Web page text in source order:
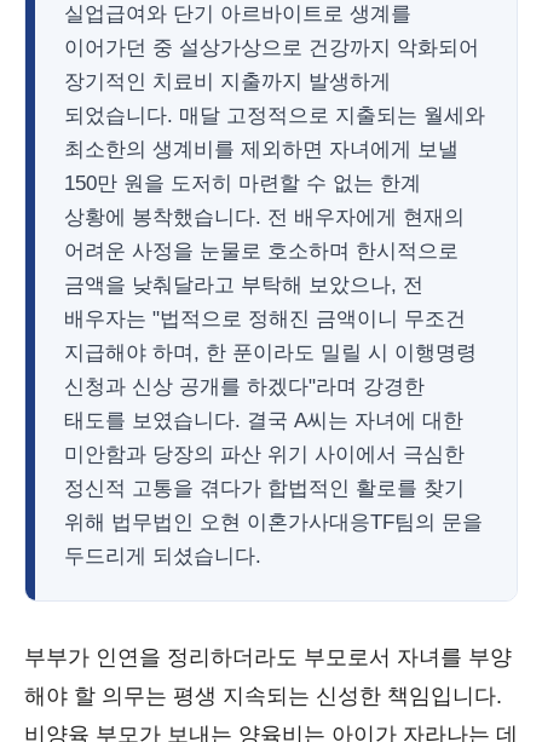
실업급여와 단기 아르바이트로 생계를
이어가던 중 설상가상으로 건강까지 악화되어
장기적인 치료비 지출까지 발생하게
되었습니다. 매달 고정적으로 지출되는 월세와
최소한의 생계비를 제외하면 자녀에게 보낼
150만 원을 도저히 마련할 수 없는 한계
상황에 봉착했습니다. 전 배우자에게 현재의
어려운 사정을 눈물로 호소하며 한시적으로
금액을 낮춰달라고 부탁해 보았으나, 전
배우자는 "법적으로 정해진 금액이니 무조건
지급해야 하며, 한 푼이라도 밀릴 시 이행명령
신청과 신상 공개를 하겠다"라며 강경한
태도를 보였습니다. 결국 A씨는 자녀에 대한
미안함과 당장의 파산 위기 사이에서 극심한
정신적 고통을 겪다가 합법적인 활로를 찾기
위해 법무법인 오현 이혼가사대응TF팀의 문을
두드리게 되셨습니다.
부부가 인연을 정리하더라도 부모로서 자녀를 부양
해야 할 의무는 평생 지속되는 신성한 책임입니다.
비양육 부모가 보내는 양육비는 아이가 자라나는 데